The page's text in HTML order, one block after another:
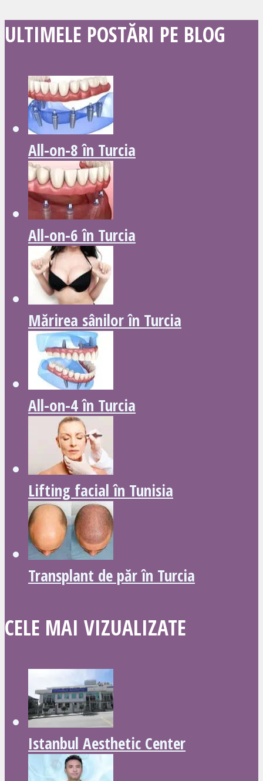
ULTIMELE POSTĂRI PE BLOG
All-on-8 în Turcia
All-on-6 în Turcia
Mărirea sânilor în Turcia
All-on-4 în Turcia
Lifting facial în Tunisia
Transplant de păr în Turcia
CELE MAI VIZUALIZATE
Istanbul Aesthetic Center